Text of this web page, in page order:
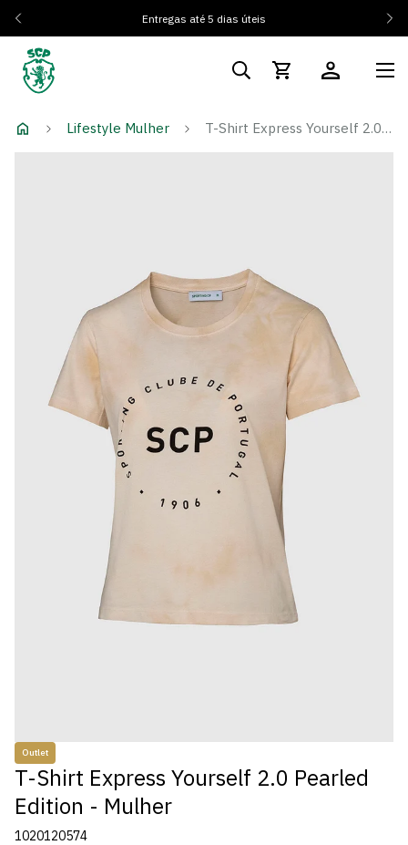
Entregas até 5 dias úteis
Lifestyle Mulher T-Shirt Express Yourself 2.0 Pearled Edition - Mulher
Outlet
T-Shirt Express Yourself 2.0 Pearled
Edition - Mulher
1020120574